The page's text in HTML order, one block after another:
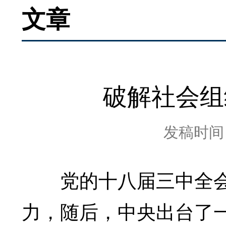
文章
破解社会
发稿时
党的十八届三中全
力，随后，中央出台了